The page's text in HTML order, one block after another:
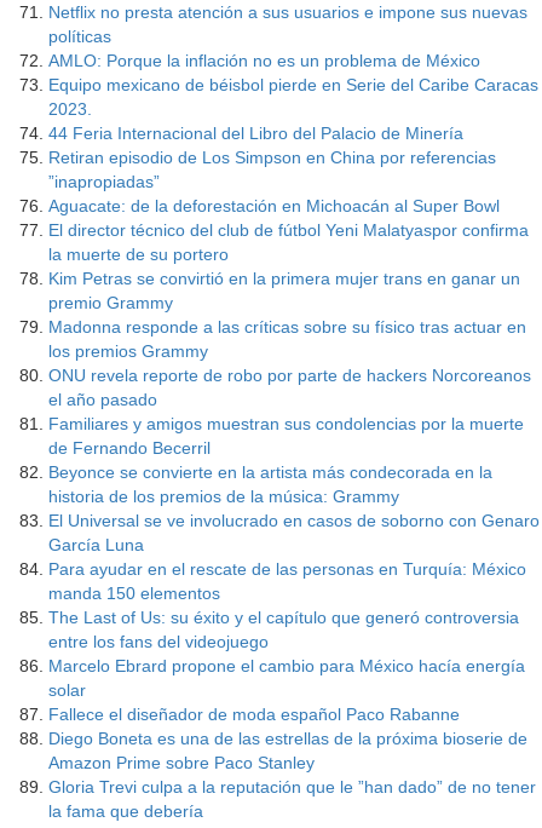
Netflix no presta atención a sus usuarios e impone sus nuevas
políticas
AMLO: Porque la inflación no es un problema de México
Equipo mexicano de béisbol pierde en Serie del Caribe Caracas
2023.
44 Feria Internacional del Libro del Palacio de Minería
Retiran episodio de Los Simpson en China por referencias
”inapropiadas”
Aguacate: de la deforestación en Michoacán al Super Bowl
El director técnico del club de fútbol Yeni Malatyaspor confirma
la muerte de su portero
Kim Petras se convirtió en la primera mujer trans en ganar un
premio Grammy
Madonna responde a las críticas sobre su físico tras actuar en
los premios Grammy
ONU revela reporte de robo por parte de hackers Norcoreanos
el año pasado
Familiares y amigos muestran sus condolencias por la muerte
de Fernando Becerril
Beyonce se convierte en la artista más condecorada en la
historia de los premios de la música: Grammy
El Universal se ve involucrado en casos de soborno con Genaro
García Luna
Para ayudar en el rescate de las personas en Turquía: México
manda 150 elementos
The Last of Us: su éxito y el capítulo que generó controversia
entre los fans del videojuego
Marcelo Ebrard propone el cambio para México hacía energía
solar
Fallece el diseñador de moda español Paco Rabanne
Diego Boneta es una de las estrellas de la próxima bioserie de
Amazon Prime sobre Paco Stanley
Gloria Trevi culpa a la reputación que le ”han dado” de no tener
la fama que debería